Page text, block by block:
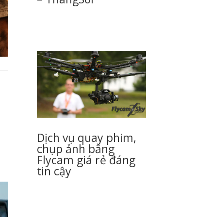
Dịch vụ quay phim,
chụp ảnh bằng
Flycam giá rẻ đáng
tin cậy